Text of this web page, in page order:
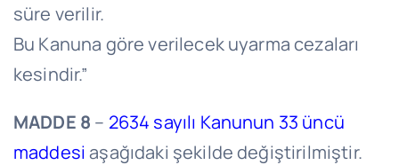
süre verilir.
Bu Kanuna göre verilecek uyarma cezaları
kesindir.”
MADDE 8 – 2634 sayılı Kanunun 33 üncü
maddesi aşağıdaki şekilde değiştirilmiştir.